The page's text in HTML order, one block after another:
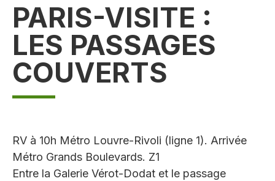
PARIS-VISITE :
LES PASSAGES
COUVERTS
RV à 10h Métro Louvre-Rivoli (ligne 1). Arrivée
Métro Grands Boulevards. Z1
Entre la Galerie Vérot-Dodat et le passage